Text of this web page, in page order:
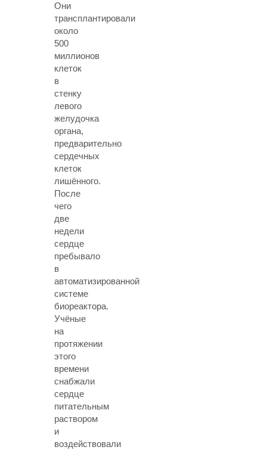
Они
трансплантировали
около
500
миллионов
клеток
в
стенку
левого
желудочка
органа,
предварительно
сердечных
клеток
лишённого.
После
чего
две
недели
сердце
пребывало
в
автоматизированной
системе
биореактора.
Учёные
на
протяжении
этого
времени
снабжали
сердце
питательным
раствором
и
воздействовали